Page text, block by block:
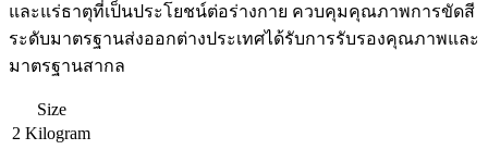
และแร่ธาตุที่เป็นประโยชน์ต่อร่างกาย ควบคุมคุณภาพการขัดสี
ระดับมาตรฐานส่งออกต่างประเทศได้รับการรับรองคุณภาพและ
มาตรฐานสากล
Size
2 Kilogram